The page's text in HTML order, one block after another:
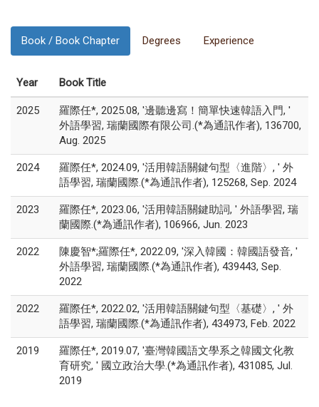
Book / Book Chapter Degrees Experience
Year Book Title
2025
羅際任*, 2025.08, '邊聽邊寫！簡單快速韓語入門, '
外語學習, 瑞蘭國際有限公司.(*為通訊作者), 136700,
Aug. 2025
2024
羅際任*, 2024.09, '活用韓語關鍵句型〈進階〉, ' 外
語學習, 瑞蘭國際.(*為通訊作者), 125268, Sep. 2024
2023
羅際任*, 2023.06, '活用韓語關鍵助詞, ' 外語學習, 瑞
蘭國際.(*為通訊作者), 106966, Jun. 2023
2022
陳慶智*;羅際任*, 2022.09, '深入韓國：韓國語發音, '
外語學習, 瑞蘭國際.(*為通訊作者), 439443, Sep.
2022
2022
羅際任*, 2022.02, '活用韓語關鍵句型〈基礎〉, ' 外
語學習, 瑞蘭國際.(*為通訊作者), 434973, Feb. 2022
2019
羅際任*, 2019.07, '臺灣韓國語文學系之韓國文化教
育研究, ' 國立政治大學.(*為通訊作者), 431085, Jul.
2019